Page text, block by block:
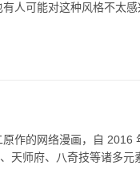
人可能对这种风格不太
作的网络漫画，自 2016
天师府、八奇技等诸多元